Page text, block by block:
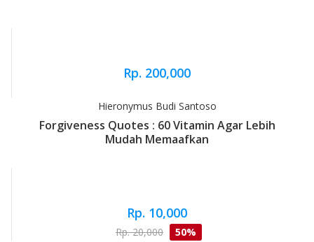
Rp. 200,000
Hieronymus Budi Santoso
Forgiveness Quotes : 60 Vitamin Agar Lebih
Mudah Memaafkan
Rp. 10,000
Rp. 20,000
50%